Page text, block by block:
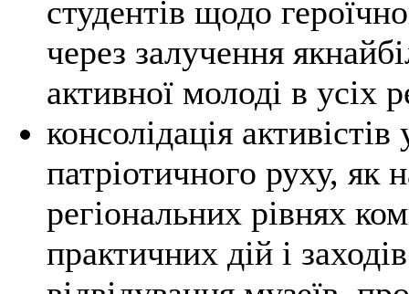
студентів щодо
через залучення
активної молоді в усіх
консолідація
патріотичного руху, як
регіональних рівнях
практичних дій і